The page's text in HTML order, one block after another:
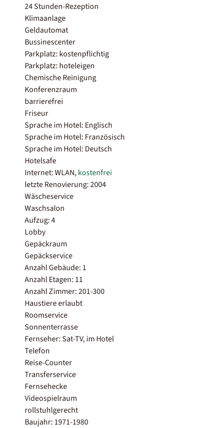
24 Stunden-Rezeption
Klimaanlage
Geldautomat
Bussinescenter
Parkplatz: kostenpflichtig
Parkplatz: hoteleigen
Chemische Reinigung
Konferenzraum
barrierefrei
Friseur
Sprache im Hotel: Englisch
Sprache im Hotel: Französisch
Sprache im Hotel: Deutsch
Hotelsafe
Internet: WLAN,kostenfrei
letzte Renovierung: 2004
Wäscheservice
Waschsalon
Aufzug: 4
Lobby
Gepäckraum
Gepäckservice
Anzahl Gebäude: 1
Anzahl Etagen: 11
Anzahl Zimmer: 201-300
Haustiere erlaubt
Roomservice
Sonnenterrasse
Fernseher: Sat-TV, im Hotel
Telefon
Reise-Counter
Transferservice
Fernsehecke
Videospielraum
rollstuhlgerecht
Baujahr: 1971-1980